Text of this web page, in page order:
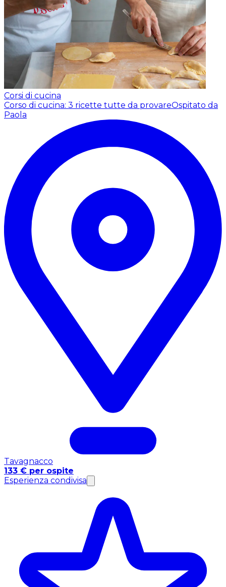
Corsi di cucina
Corso di cucina: 3 ricette tutte da provareOspitato da
Paola
Tavagnacco
133 € per ospite
Esperienza condivisa